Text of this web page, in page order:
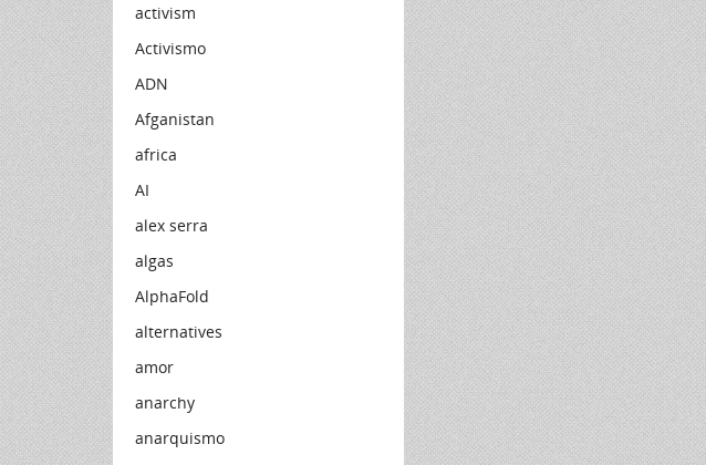
activism
Activismo
ADN
Afganistan
africa
AI
alex serra
algas
AlphaFold
alternatives
amor
anarchy
anarquismo